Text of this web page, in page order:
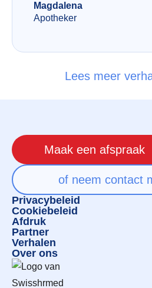
Magdalena
Apotheker
Lees meer
Partner
Verhalen
Over ons
Privacybeleid
Cookiebeleid
Afdruk
Maak een afspraak
of neem contact